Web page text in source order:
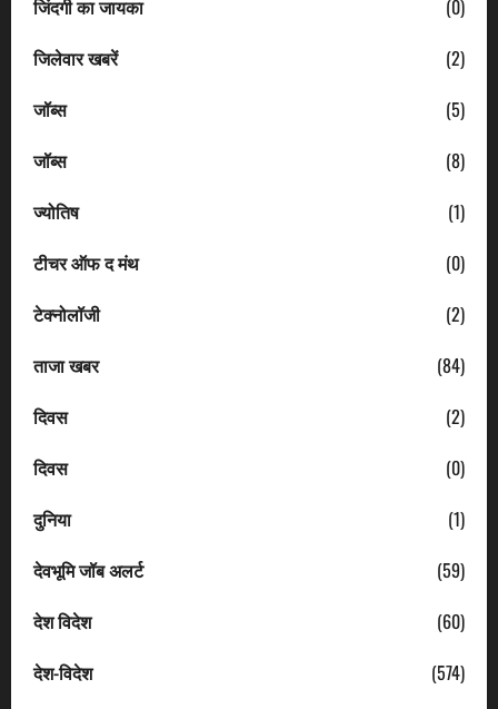
जिंदगी का जायका
(0)
जिलेवार खबरें
(2)
जॉब्स
(5)
जॉब्स
(8)
ज्योतिष
(1)
टीचर ऑफ द मंथ
(0)
टेक्नोलॉजी
(2)
ताजा खबर
(84)
दिवस
(2)
दिवस
(0)
दुनिया
(1)
देवभूमि जॉब अलर्ट
(59)
देश विदेश
(60)
देश-विदेश
(574)